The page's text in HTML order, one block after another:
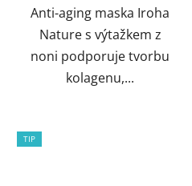
Anti-aging maska Iroha
Nature s výtažkem z
noni podporuje tvorbu
kolagenu,...
TIP